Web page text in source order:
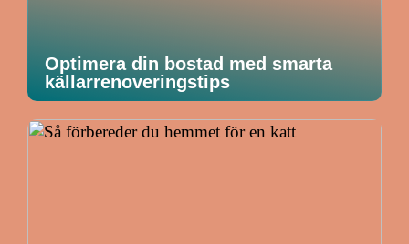
Optimera din bostad med smarta
källarrenoveringstips